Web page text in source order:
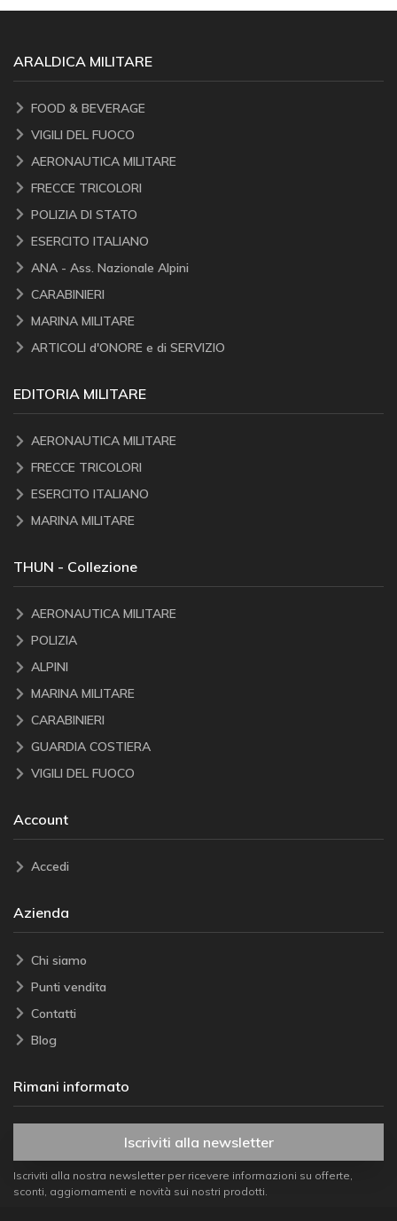
ARALDICA MILITARE
FOOD & BEVERAGE
VIGILI DEL FUOCO
AERONAUTICA MILITARE
FRECCE TRICOLORI
POLIZIA DI STATO
ESERCITO ITALIANO
ANA - Ass. Nazionale Alpini
CARABINIERI
MARINA MILITARE
ARTICOLI d'ONORE e di SERVIZIO
EDITORIA MILITARE
AERONAUTICA MILITARE
FRECCE TRICOLORI
ESERCITO ITALIANO
MARINA MILITARE
THUN - Collezione
AERONAUTICA MILITARE
POLIZIA
ALPINI
MARINA MILITARE
CARABINIERI
GUARDIA COSTIERA
VIGILI DEL FUOCO
Account
Accedi
Azienda
Chi siamo
Punti vendita
Contatti
Blog
Rimani informato
Iscriviti alla newsletter
Iscriviti alla nostra newsletter per ricevere informazioni su offerte,
sconti, aggiornamenti e novità sui nostri prodotti.